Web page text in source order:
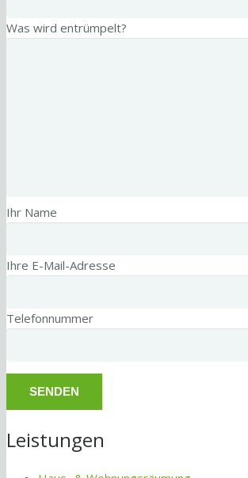
Was wird entrümpelt?
Ihr Name
Ihre E-Mail-Adresse
Telefonnummer
Leistungen